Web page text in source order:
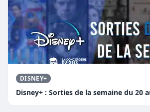
DISNEY+
Disney+ : Sorties de la semaine du 20